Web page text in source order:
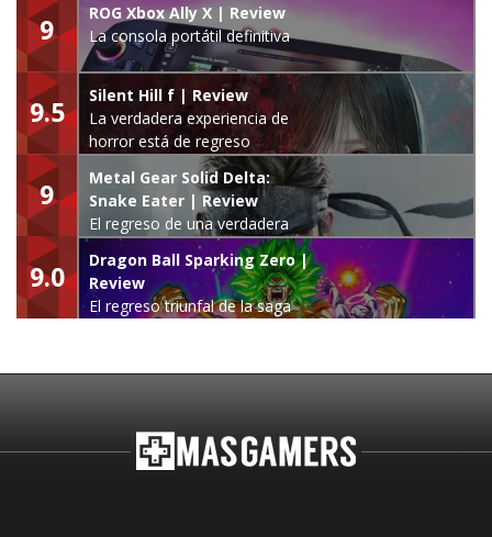
9
ROG Xbox Ally X | Review
La consola portátil definitiva
9.5
Silent Hill f | Review
La verdadera experiencia de
horror está de regreso
9
Metal Gear Solid Delta:
Snake Eater | Review
El regreso de una verdadera
leyenda
9.0
Dragon Ball Sparking Zero |
Review
El regreso triunfal de la saga